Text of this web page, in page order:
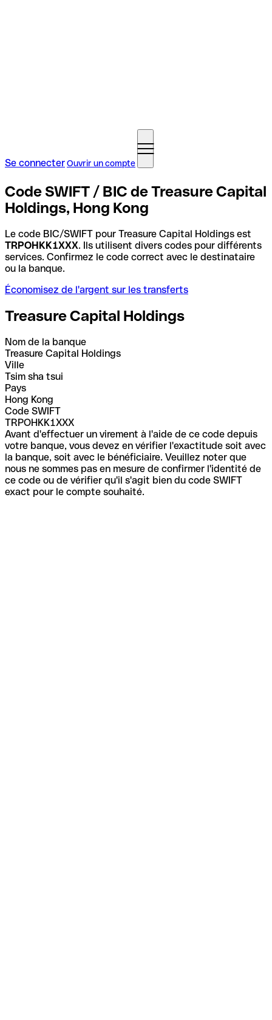
Se connecterOuvrir un compte
Code SWIFT / BIC de Treasure Capital
Holdings, Hong Kong
Le code BIC/SWIFT pour Treasure Capital Holdings est
TRPOHKK1XXX. Ils utilisent divers codes pour différents
services. Confirmez le code correct avec le destinataire
ou la banque.
Économisez de l'argent sur les transferts
Treasure Capital Holdings
Nom de la banque
Treasure Capital Holdings
Ville
Tsim sha tsui
Pays
Hong Kong
Code SWIFT
TRPOHKK1XXX
Avant d'effectuer un virement à l'aide de ce code depuis
votre banque, vous devez en vérifier l'exactitude soit avec
la banque, soit avec le bénéficiaire. Veuillez noter que
nous ne sommes pas en mesure de confirmer l'identité de
ce code ou de vérifier qu'il s'agit bien du code SWIFT
exact pour le compte souhaité.